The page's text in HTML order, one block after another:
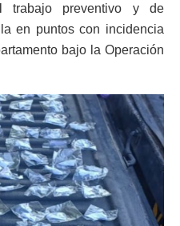
trabajo preventivo y de
en puntos con incidencia
bajo la Operación